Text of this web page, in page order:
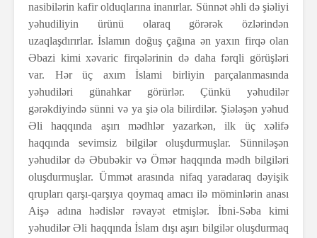
nasibilərin kafir olduqlarına inanırlar. Sünnət əhli də şiəliyi
yəhudiliyin ürünü olaraq görərək özlərindən
uzaqlaşdırırlar. İslamın doğuş çağına ən yaxın firqə olan
Əbazi kimi xəvaric firqələrinin də daha fərqli görüşləri
var. Hər üç axım İslami birliyin parçalanmasında
yəhudiləri günahkar görürlər. Çünkü yəhudilər
gərəkdiyində sünni və ya şiə ola bilirdilər. Şiələşən yəhud
Əli haqqında aşırı mədhlər yazarkən, ilk üç xəlifə
haqqında sevimsiz bilgilər oluşdurmuşlar. Sünniləşən
yəhudilər də Əbubəkir və Ömər haqqında mədh bilgiləri
oluşdurmuşlar. Ümmət arasında nifaq yaradaraq dəyişik
qrupları qarşı-qarşıya qoymaq amacı ilə möminlərin anası
Aişə adına hədislər rəvayət etmişlər. İbni-Səba kimi
yəhudilər Əli haqqında İslam dışı aşırı bilgilər oluşdurmaq